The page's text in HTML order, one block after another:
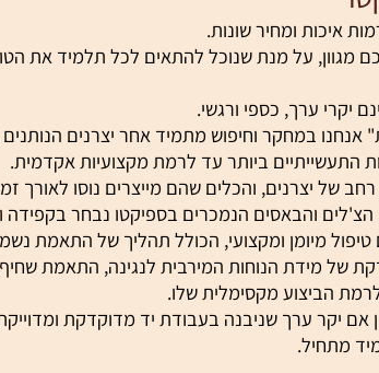
ומחיר שונות.
על מנת שנוכל להתאים לכל תלמיד את הטוב
ערך, כספי ורגשי.
וחיפוש מתמיד אחר יצרנים הנותנים את
ביותר עד לרמת מקצועיות אקדמית.
והכלים שהם מייצרים נוסו לאורך זמן על
והבאסים הנמכרים בספיקטו נבחר בקפידה
ומקצועי, הכולל תהליך של התאמת נשמה
מידת הנוחות המירבית לנגינה, התאמת שחיף,
מקסימלית שלו.
ערך שניבנה בעבודת יד מדוקדקת ומדוייקת, או